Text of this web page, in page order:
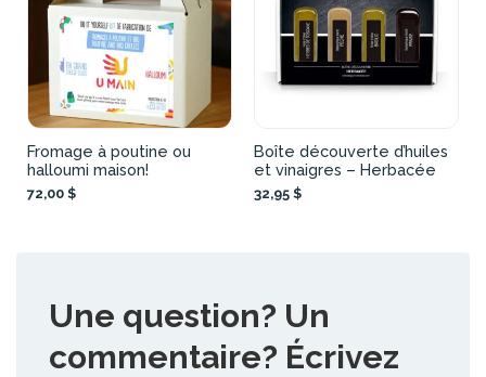
Fromage à poutine ou
halloumi maison!
72,00 $
Boîte découverte d’huiles
et vinaigres – Herbacée
32,95 $
Une question? Un
commentaire? Écrivez